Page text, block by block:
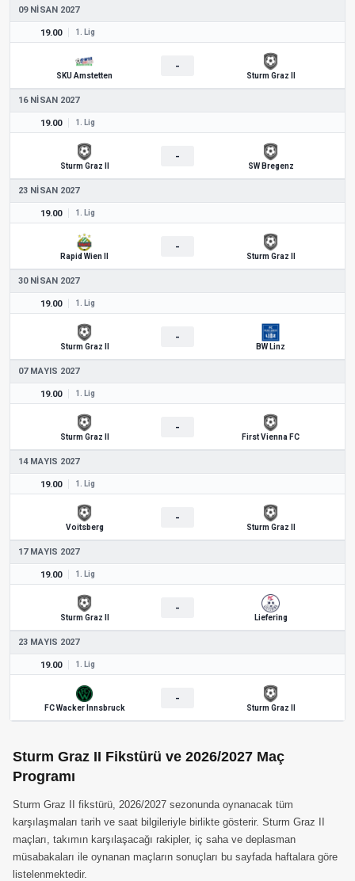
09 NISAN 2027
19.00 1. Lig
SKU Amstetten
-
Sturm Graz II
16 NISAN 2027
19.00 1. Lig
Sturm Graz II
-
SW Bregenz
23 NISAN 2027
19.00 1. Lig
Rapid Wien II
-
Sturm Graz II
30 NISAN 2027
19.00 1. Lig
Sturm Graz II
-
BW Linz
07 MAYIS 2027
19.00 1. Lig
Sturm Graz II
-
First Vienna FC
14 MAYIS 2027
19.00 1. Lig
Voitsberg
-
Sturm Graz II
17 MAYIS 2027
19.00 1. Lig
Sturm Graz II
-
Liefering
23 MAYIS 2027
19.00 1. Lig
FC Wacker Innsbruck
-
Sturm Graz II
Sturm Graz II Fikstürü ve 2026/2027 Maç
Programı
Sturm Graz II fikstürü, 2026/2027 sezonunda oynanacak tüm
karşılaşmaları tarih ve saat bilgileriyle birlikte gösterir. Sturm Graz II
maçları, takımın karşılaşacağı rakipler, iç saha ve deplasman
müsabakaları ile oynanan maçların sonuçları bu sayfada haftalara göre
listelenmektedir.